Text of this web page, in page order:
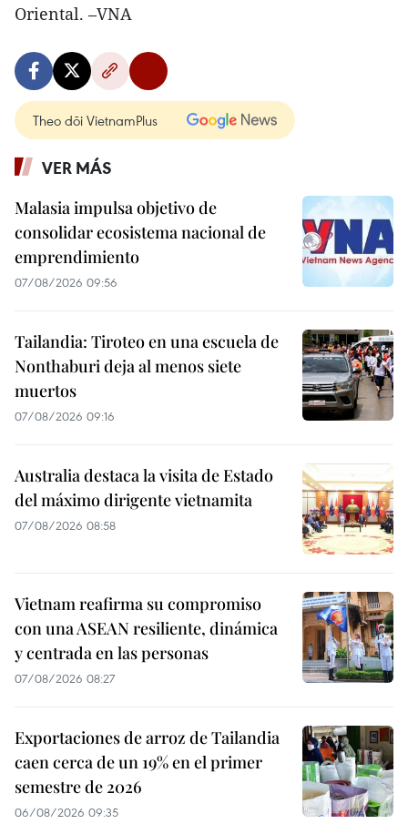
Oriental. –VNA
Theo dõi VietnamPlus
VER MÁS
Malasia impulsa objetivo de
consolidar ecosistema nacional de
emprendimiento
07/08/2026 09:56
Tailandia: Tiroteo en una escuela de
Nonthaburi deja al menos siete
muertos
07/08/2026 09:16
Australia destaca la visita de Estado
del máximo dirigente vietnamita
07/08/2026 08:58
Vietnam reafirma su compromiso
con una ASEAN resiliente, dinámica
y centrada en las personas
07/08/2026 08:27
Exportaciones de arroz de Tailandia
caen cerca de un 19% en el primer
semestre de 2026
06/08/2026 09:35